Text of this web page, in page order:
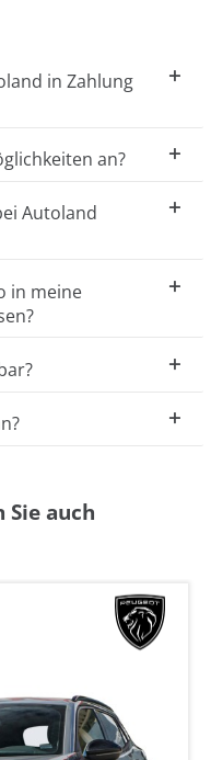
in Zahlung
an?
Autoland
in meine
Sie auch